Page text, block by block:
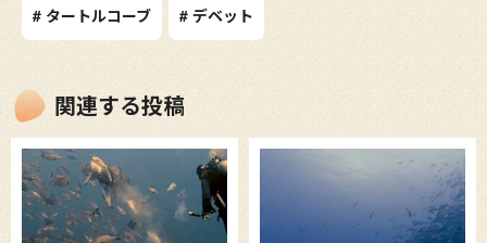
# タートルコーブ # デベット
関連する投稿